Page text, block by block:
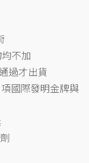
不加
過才出貨
國際發明金牌與